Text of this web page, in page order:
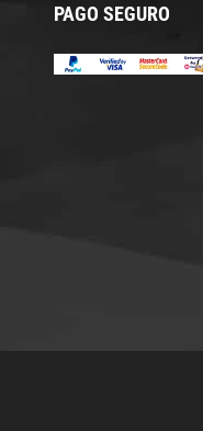
PAGO SEGURO